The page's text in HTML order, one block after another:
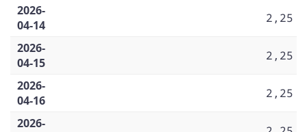
2026-
04-14
2,25
2026-
04-15
2,25
2026-
04-16
2,25
2026-